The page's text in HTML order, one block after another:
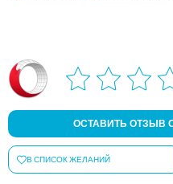
ОСТАВИТЬ ОТЗЫВ
В СПИСОК ЖЕЛАНИЙ